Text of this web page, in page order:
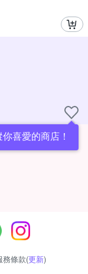
喜愛的商店！
務條款(更新)